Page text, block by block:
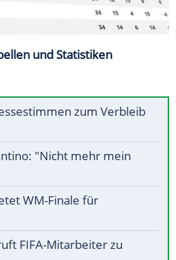
und Statistiken
zum Verbleib
"Nicht mehr mein
WM-Finale für
FIFA-Mitarbeiter zu